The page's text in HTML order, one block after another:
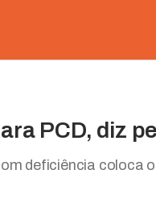
PCD, diz
deficiência coloca